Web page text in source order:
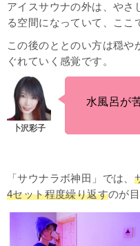
アイスサウナの外は、やさ
る空間になっていて、ここ
この後のととのい方は穏や
ぐれていく感覚です。
水風呂が
「サウナラボ神田」では、
4セット程度繰り返すのが